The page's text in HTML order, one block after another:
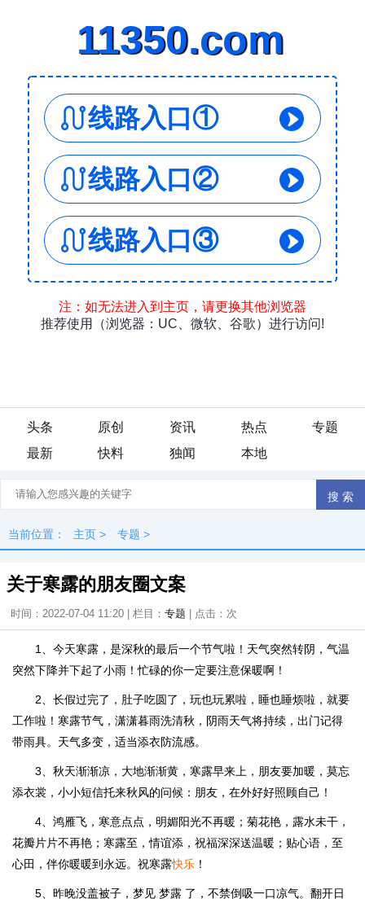
头条 原创 资讯 热点
专题
最新
快料 独闻 本地
当前位置： 主页 > 专题 >
关于寒露的朋友圈文案
时间：2022-07-04 11:20 | 栏目： 专题 | 点击： 次
1、今天寒露，是深秋的最后一个节气啦！天气突然转阴，气温
突然下降并下起了小雨！忙碌的你一定要注意保暖啊！
2、长假过完了，肚子吃圆了，玩也玩累啦，睡也睡烦啦，就要
工作啦！寒露节气，潇潇暮雨洗清秋，阴雨天气将持续，出门记得
带雨具。天气多变，适当添衣防流感。
3、秋天渐渐凉，大地渐渐黄，寒露早来上，朋友要加暖，莫忘
添衣裳，小小短信托来秋风的问候：朋友，在外好好照顾自己！
4、鸿雁飞，寒意点点，明媚阳光不再暖；菊花艳，露水未干，
花瓣片片不再艳；寒露至，情谊添，祝福深深送温暖；贴心语，至
心田，伴你暖暖到永远。祝寒露快乐 ！
5、昨晚没盖被子，梦见 梦露 了，不禁倒吸一口凉气。翻开日